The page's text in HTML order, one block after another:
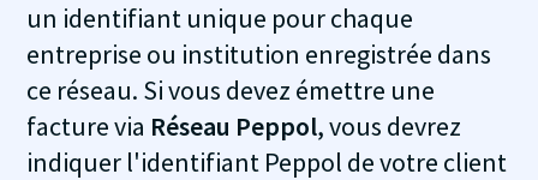
un identifiant unique pour chaque
entreprise ou institution enregistrée dans
ce réseau. Si vous devez émettre une
facture via Réseau Peppol, vous devrez
indiquer l'identifiant Peppol de votre client